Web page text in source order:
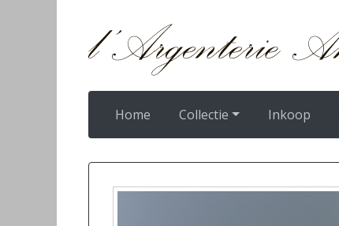
Home Collectie Inkoop